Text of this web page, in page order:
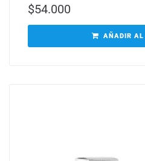
$54.000
AÑADIR AL